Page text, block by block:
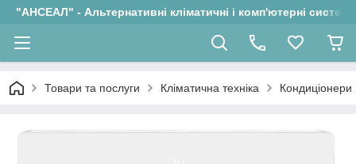
"АНСЕАЛ" - Альтернативні кліматичні і комп'ютерні системи
Товари та послуги Кліматична техніка Кондиціонери